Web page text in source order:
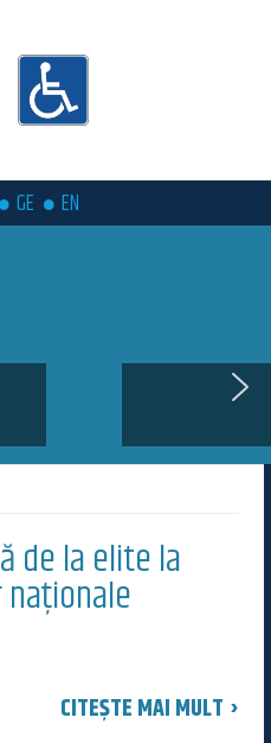
GE EN
de la elite la
CITEȘTE MAI MULT ›